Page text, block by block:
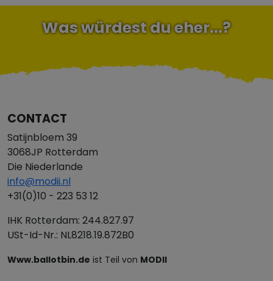
Was würdest du eher...?
CONTACT
Satijnbloem 39
3068JP Rotterdam
Die Niederlande
info@modii.nl
+31(0)10 - 223 53 12
IHK Rotterdam: 244.827.97
USt-Id-Nr.: NL8218.19.872B0
Www.ballotbin.de ist Teil von MODII